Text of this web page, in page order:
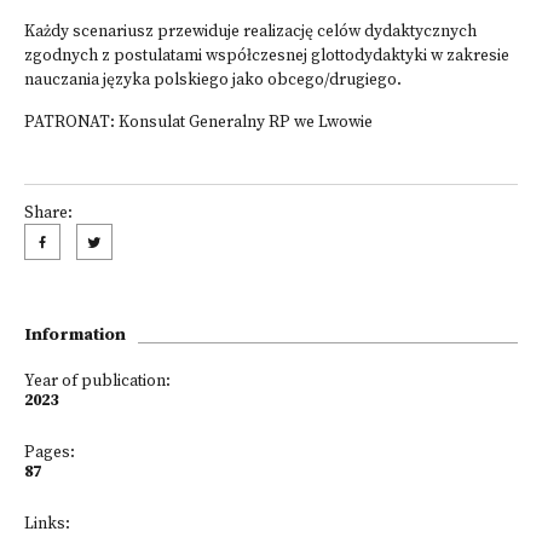
Każdy scenariusz przewiduje realizację celów dydaktycznych
zgodnych z postulatami współczesnej glottodydaktyki w zakresie
nauczania języka polskiego jako obcego/drugiego.
PATRONAT: Konsulat Generalny RP we Lwowie
Share:
Information
Year of publication:
2023
Pages:
87
Links: